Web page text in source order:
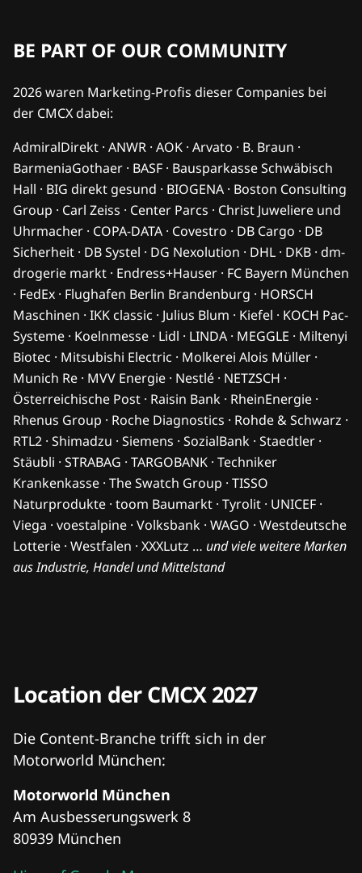
BE PART OF OUR COMMUNITY
2026 waren Marketing-Profis dieser Companies bei
der CMCX dabei:
AdmiralDirekt · ANWR · AOK · Arvato · B. Braun ·
BarmeniaGothaer · BASF · Bausparkasse Schwäbisch
Hall · BIG direkt gesund · BIOGENA · Boston Consulting
Group · Carl Zeiss · Center Parcs · Christ Juweliere und
Uhrmacher · COPA-DATA · Covestro · DB Cargo · DB
Sicherheit · DB Systel · DG Nexolution · DHL · DKB · dm-
drogerie markt · Endress+Hauser · FC Bayern München
· FedEx · Flughafen Berlin Brandenburg · HORSCH
Maschinen · IKK classic · Julius Blum · Kiefel · KOCH Pac-
Systeme · Koelnmesse · Lidl · LINDA · MEGGLE · Miltenyi
Biotec · Mitsubishi Electric · Molkerei Alois Müller ·
Munich Re · MVV Energie · Nestlé · NETZSCH ·
Österreichische Post · Raisin Bank · RheinEnergie ·
Rhenus Group · Roche Diagnostics · Rohde & Schwarz ·
RTL2 · Shimadzu · Siemens · SozialBank · Staedtler ·
Stäubli · STRABAG · TARGOBANK · Techniker
Krankenkasse · The Swatch Group · TISSO
Naturprodukte · toom Baumarkt · Tyrolit · UNICEF ·
Viega · voestalpine · Volksbank · WAGO · Westdeutsche
Lotterie · Westfalen · XXXLutz … und viele weitere Marken
aus Industrie, Handel und Mittelstand
Location der CMCX 2027
Die Content-Branche trifft sich in der
Motorworld München:
Motorworld München
Am Ausbesserungswerk 8
80939 München